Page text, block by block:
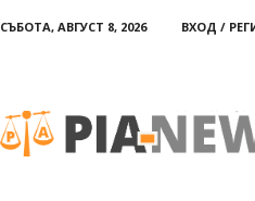
СЪБОТА, АВГУСТ 8, 2026 ВХОД /